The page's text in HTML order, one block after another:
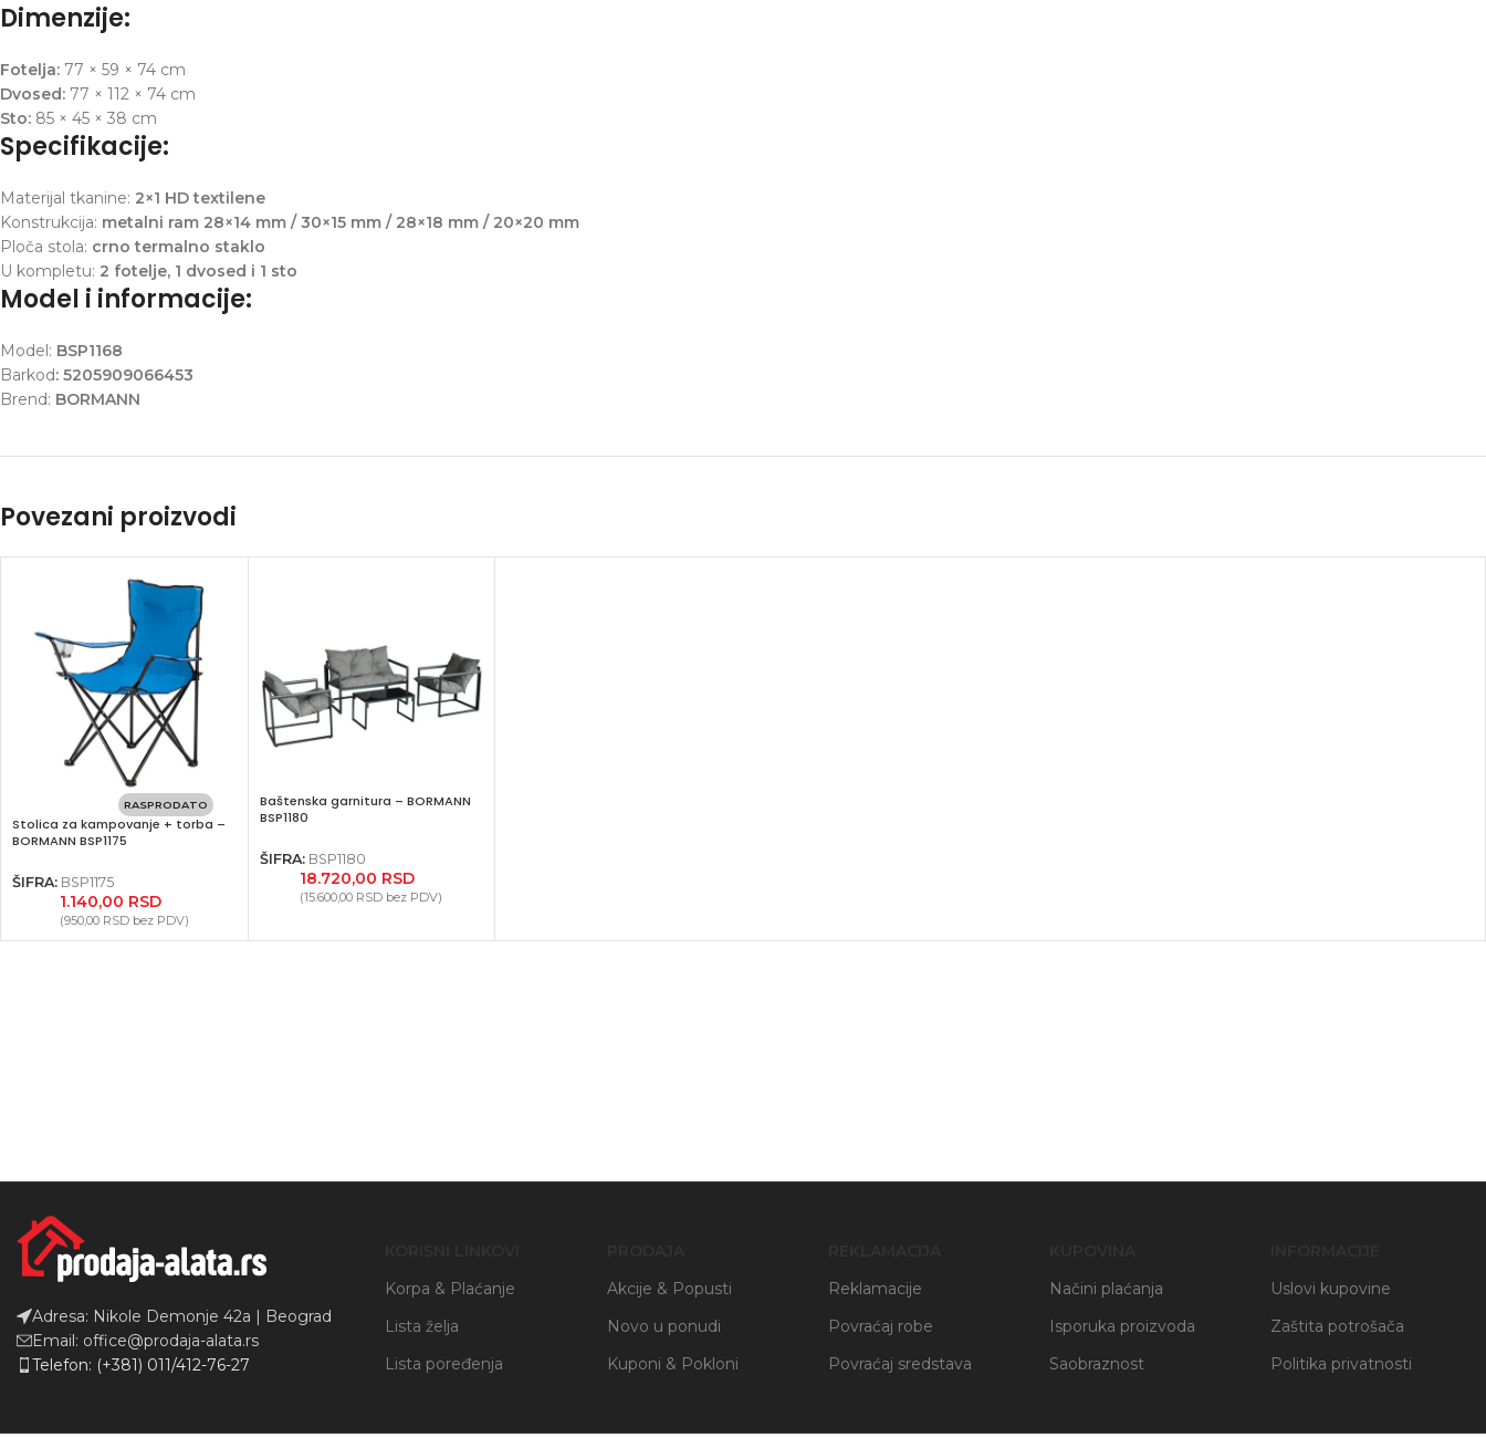
Dimenzije:
Fotelja: 77 × 59 × 74 cm
Dvosed: 77 × 112 × 74 cm
Sto: 85 × 45 × 38 cm
Specifikacije:
Materijal tkanine: 2×1 HD textilene
Konstrukcija: metalni ram 28×14 mm / 30×15 mm / 28×18 mm / 20×20 mm
Ploča stola: crno termalno staklo
U kompletu: 2 fotelje, 1 dvosed i 1 sto
Model i informacije:
Model: BSP1168
Barkod: 5205909066453
Brend: BORMANN
Povezani proizvodi
RASPRODATO
Stolica za kampovanje + torba –
BORMANN BSP1175
ŠIFRA: BSP1175
1.140,00 RSD
(950,00 RSDbez PDV)
Baštenska garnitura – BORMANN
BSP1180
ŠIFRA: BSP1180
18.720,00 RSD
(15.600,00 RSD bez PDV)
Adresa: Nikole Demonje 42a | Beograd
Email: office@prodaja-alata.rs
Telefon: (+381) 011/412-76-27
Korpa & Plaćanje
Lista želja
Lista poređenja
Akcije & Popusti
Novo u ponudi
Kuponi & Pokloni
Reklamacije
Povraćaj robe
Povraćaj sredstava
Načini plaćanja
Isporuka proizvoda
Saobraznost
Uslovi kupovine
Zaštita potrošača
Politika privatnosti
Facebook